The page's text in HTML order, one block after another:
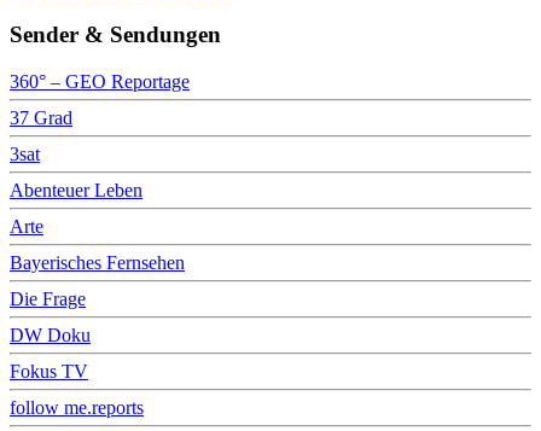
Sender & Sendungen
360° – GEO Reportage
37 Grad
3sat
Abenteuer Leben
Arte
Bayerisches Fernsehen
Die Frage
DW Doku
Fokus TV
follow me.reports